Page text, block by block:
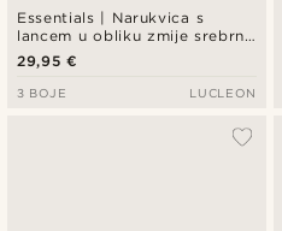
Essentials | Narukvica s
lancem u obliku zmije srebrne
boje, 3 mm
29,95 €
3 BOJE LUCLEON